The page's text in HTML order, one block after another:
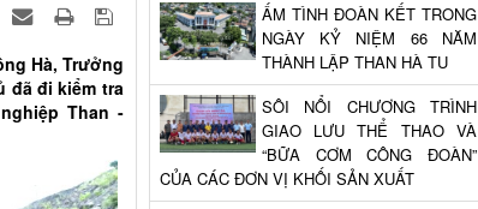
Hà, Trưởng
đã đi kiểm tra
Than -
ẤM TÌNH ĐOÀN KẾT TRONG
NGÀY KỶ NIỆM 66 NĂM
THÀNH LẬP THAN HÀ TU
SÔI NỔI CHƯƠNG TRÌNH
GIAO LƯU THỂ THAO VÀ
“BỮA CƠM CÔNG ĐOÀN”
CỦA CÁC ĐƠN VỊ KHỐI SẢN XUẤT